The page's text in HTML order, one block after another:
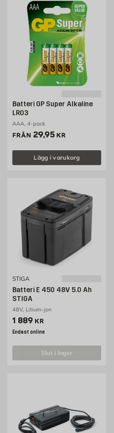
Batteri GP Super Alkaline
LR03
AAA, 4-pack
FRÅN Pris 29.95 kr
29,95 KR
Lägg i varukorg
STIGA
Batteri E 450 48V 5.0 Ah
STIGA
48V, Litium-jon
Pris 1889 kr
1 889 KR
Endast online
slut i lager